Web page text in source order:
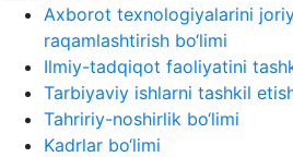
Axborot texnologiyalarini
raqamlashtirish bo‘limi
Ilmiy-tadqiqot faoliyatini
Tarbiyaviy ishlarni tashkil
Tahririy-noshirlik bo‘limi
Kadrlar bo‘limi